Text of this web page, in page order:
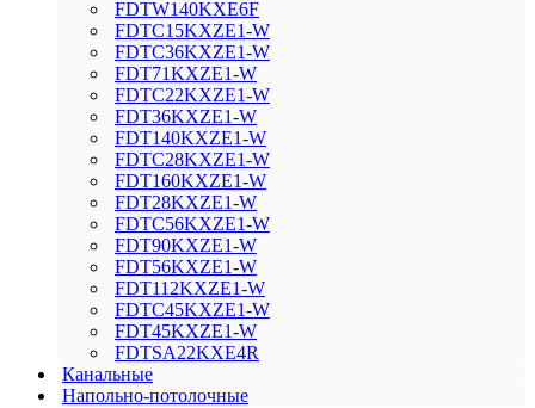
FDTW140KXE6F
FDTC15KXZE1-W
FDTC36KXZE1-W
FDT71KXZE1-W
FDTC22KXZE1-W
FDT36KXZE1-W
FDT140KXZE1-W
FDTC28KXZE1-W
FDT160KXZE1-W
FDT28KXZE1-W
FDTC56KXZE1-W
FDT90KXZE1-W
FDT56KXZE1-W
FDT112KXZE1-W
FDTC45KXZE1-W
FDT45KXZE1-W
FDTSA22KXE4R
Канальные
Напольно-потолочные